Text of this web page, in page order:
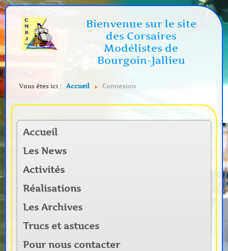
Bienvenue sur le site
des Corsaires
Modélistes de
Bourgoin-Jallieu
Vous êtes ici : Accueil Connexion
Accueil
Les News
Activités
Réalisations
Les Archives
Trucs et astuces
Pour nous contacter